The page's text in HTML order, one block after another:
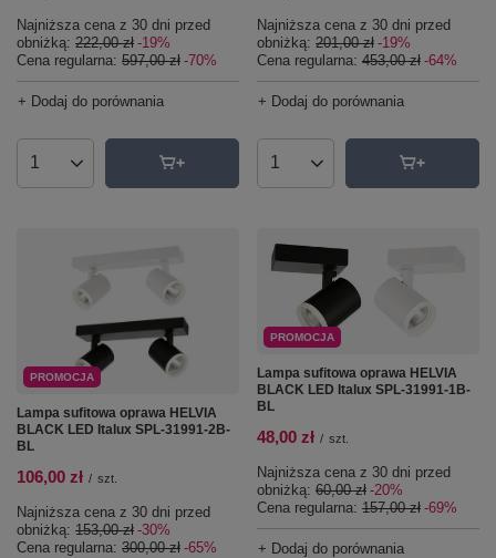
Najniższa cena z 30 dni przed
obniżką: 222,00 zł -19%
Cena regularna: 597,00 zł -70%
+ Dodaj do porównania
Ilość produktów
Najniższa cena z 30 dni przed
obniżką: 201,00 zł -19%
Cena regularna: 453,00 zł -64%
+ Dodaj do porównania
Ilość produktów
PROMOCJA
Lampa sufitowa oprawa HELVIA
BLACK LED Italux SPL-31991-2B-
BL
106,00 zł / szt.
Najniższa cena z 30 dni przed
obniżką: 153,00 zł -30%
Cena regularna: 300,00 zł -65%
PROMOCJA
Lampa sufitowa oprawa HELVIA
BLACK LED Italux SPL-31991-1B-
BL
48,00 zł / szt.
Najniższa cena z 30 dni przed
obniżką: 60,00 zł -20%
Cena regularna: 157,00 zł -69%
+ Dodaj do porównania